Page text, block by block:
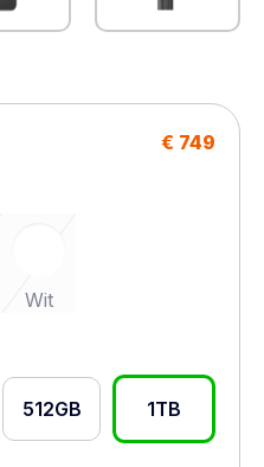
€ 749
Wit
512GB 1TB